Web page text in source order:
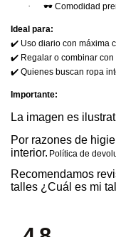
· 🕶 Comodidad
Ideal para:
✔ Uso diario con máxima
✔ Regalar o combinar
✔ Quienes buscan ropa
Importante:
La imagen es
Por razones de
interior. Política de
Recomendamos
talles ¿Cuál es mi